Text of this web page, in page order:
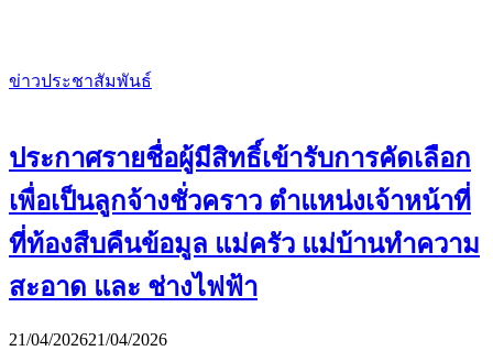
ข่าวประชาสัมพันธ์
ประกาศรายชื่อผู้มีสิทธิ์เข้ารับการคัดเลือก
เพื่อเป็นลูกจ้างชั่วคราว ตำแหน่งเจ้าหน้าที่
ที่ท้องสืบคืนข้อมูล แม่ครัว แม่บ้านทำความ
สะอาด และ ช่างไฟฟ้า
21/04/202621/04/2026